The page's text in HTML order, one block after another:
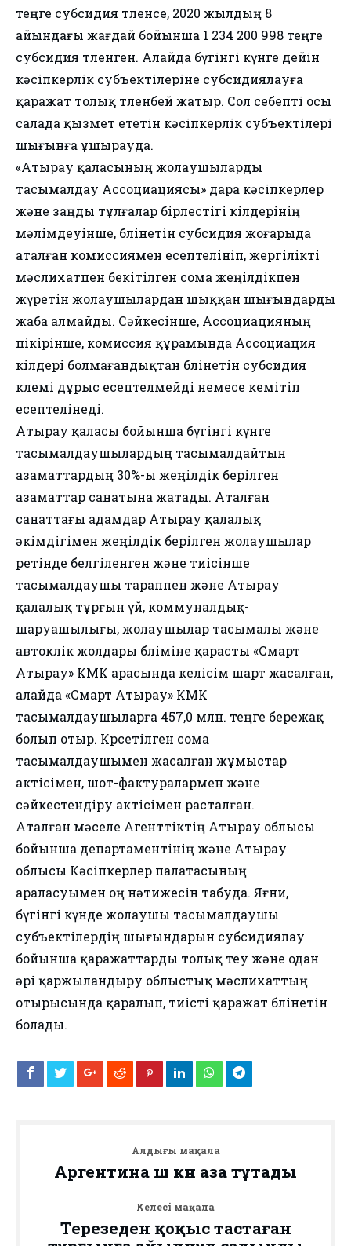
теңге субсидия төленсе, 2020 жылдың 8
айындағы жағдай бойынша 1 234 200 998 теңге
субсидия төленген. Алайда бүгінгі күнге дейін
кәсіпкерлік субъектілеріне субсидиялауға
қаражат толық төленбей жатыр. Сол себепті осы
салада қызмет ететін кәсіпкерлік субъектілері
шығынға ұшырауда.
«Атырау қаласының жолаушыларды
тасымалдау Ассоциациясы» дара кәсіпкерлер
және заңды тұлғалар бірлестігі өкілдерінің
мәлімдеуінше, бөлінетін субсидия жоғарыда
аталған комиссиямен есептелініп, жергілікті
мәслихатпен бекітілген сома жеңілдікпен
жүретін жолаушылардан шыққан шығындарды
жаба алмайды. Сәйкесінше, Ассоциацияның
пікірінше, комиссия құрамында Ассоциация
өкілдері болмағандықтан бөлінетін субсидия
көлемі дұрыс есептелмейді немесе кемітіп
есептелінеді.
Атырау қаласы бойынша бүгінгі күнге
тасымалдаушылардың тасымалдайтын
азаматтардың 30%-ы жеңілдік берілген
азаматтар санатына жатады. Аталған
санаттағы адамдар Атырау қалалық
әкімдігімен жеңілдік берілген жолаушылар
ретінде белгіленген және тиісінше
тасымалдаушы тараппен және Атырау
қалалық тұрғын үй, коммуналдық-
шаруашылығы, жолаушылар тасымалы және
автокөлік жолдары бөліміне қарасты «Смарт
Атырау» КМК арасында келісім шарт жасалған,
алайда «Смарт Атырау» КМК
тасымалдаушыларға 457,0 млн. теңге бережақ
болып отыр. Көрсетілген сома
тасымалдаушымен жасалған жұмыстар
актісімен, шот-фактуралармен және
сәйкестендіру актісімен расталған.
Аталған мәселе Агенттіктің Атырау облысы
бойынша департаментінің және Атырау
облысы Кәсіпкерлер палатасының
араласуымен оң нәтижесін табуда. Яғни,
бүгінгі күнде жолаушы тасымалдаушы
субъектілердің шығындарын субсидиялау
бойынша қаражаттарды толық өтеу және одан
әрі қаржыландыру облыстық мәслихаттың
отырысында қаралып, тиісті қаражат бөлінетін
болады.
Алдыңғы мақала
Аргентина үш күн аза тұтады
Келесі мақала
Терезеден қоқыс тастаған